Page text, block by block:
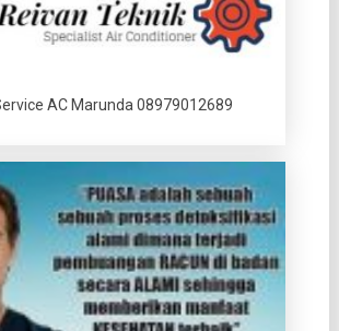
AC Marunda 08979012689